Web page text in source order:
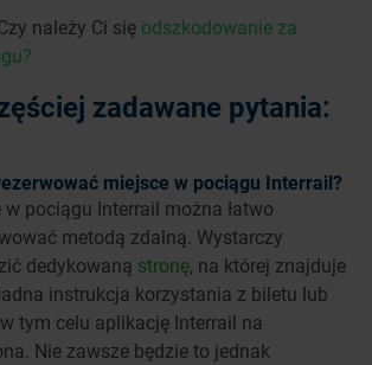
należy Ci się odszkodowanie za
zadawane pytania:
miejsce w pociągu Interrail?
w pociągu Interrail można łatwo
metodą zdalną. Wystarczy
dedykowaną stronę, na której znajduje
instrukcja korzystania z biletu lub
tym celu aplikację Interrail na
Nie zawsze będzie to jednak